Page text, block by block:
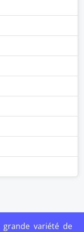
variété de